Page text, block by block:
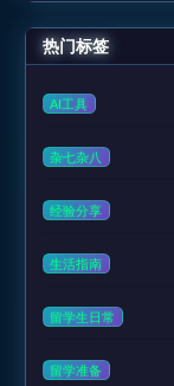
热门标签
AI工具
杂七杂八
经验分享
生活指南
留学生日常
留学准备